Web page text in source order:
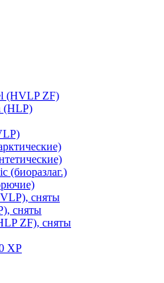
(HVLP ZF)
(HLP)
(биоразлаг.)
сняты
сняты
ZF), сняты
XP